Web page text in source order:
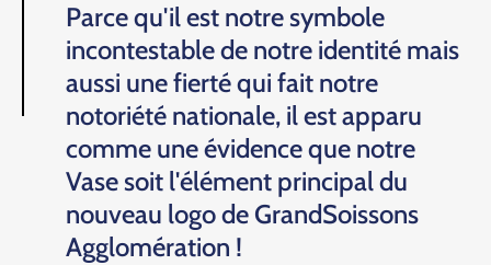
Parce qu'il est notre symbole
incontestable de notre identité mais
aussi une fierté qui fait notre
notoriété nationale, il est apparu
comme une évidence que notre
Vase soit l'élément principal du
nouveau logo de GrandSoissons
Agglomération !